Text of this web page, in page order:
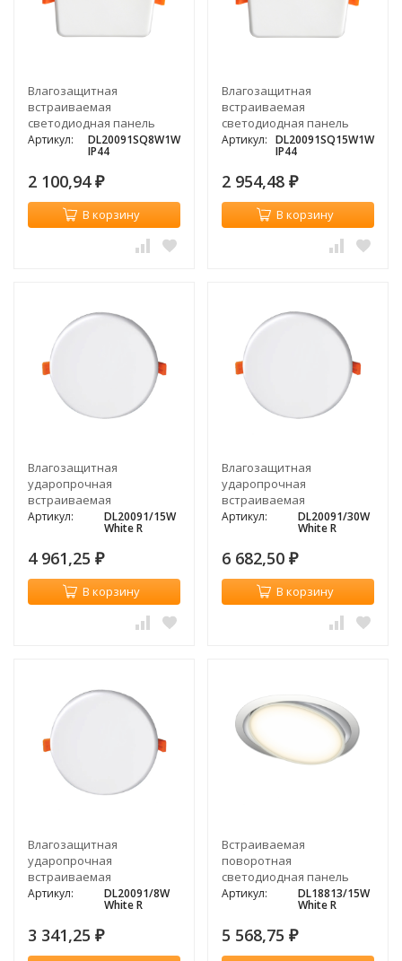
Влагозащитная
встраиваемая
светодиодная панель
Donolux DEPO, 8Вт, 3000K
Артикул: DL20091SQ8W1W
IP44
2 100,94 ₽
В корзину
Влагозащитная
встраиваемая
светодиодная панель
Donolux DEPO,
квадратный, 15Вт, 3000K
Артикул: DL20091SQ15W1W
IP44
2 954,48 ₽
В корзину
Влагозащитная
ударопрочная
встраиваемая
светодиодная панель
Donolux DEPO, 15Вт, 3000K
Артикул: DL20091/15W
White R
4 961,25 ₽
В корзину
Влагозащитная
ударопрочная
встраиваемая
светодиодная панель
Donolux DEPO, 30Вт, 3000K
Артикул: DL20091/30W
White R
6 682,50 ₽
В корзину
Влагозащитная
ударопрочная
встраиваемая
светодиодная панель
Donolux DEPO, 8Вт, 3000K
Артикул: DL20091/8W
White R
3 341,25 ₽
Встраиваемая
поворотная
светодиодная панель
Donolux MOON, 15Вт,
Артикул: DL18813/15W
White R
5 568,75 ₽